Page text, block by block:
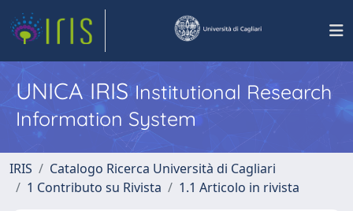
UNICA IRISInstitutional Research
Information System
IRIS
Catalogo Ricerca Università di Cagliari
1 Contributo su Rivista
1.1 Articolo in rivista